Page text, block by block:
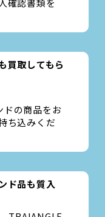
確認書類を
買取してもら
ドの商品をお
ち込みくだ
ド品も質入